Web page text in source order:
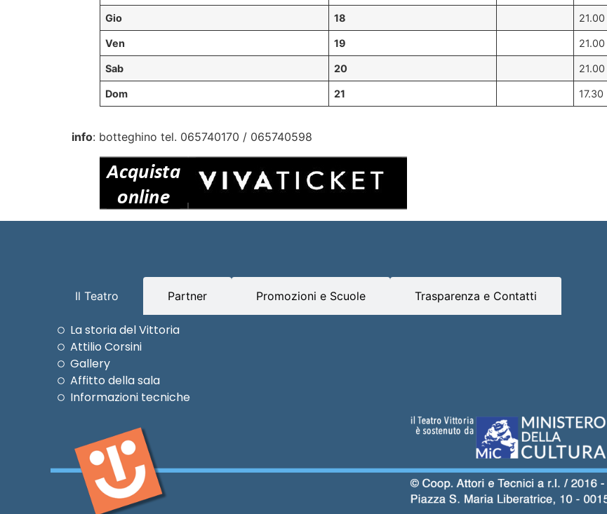
Gio 18 21.00
Ven 19 21.00
Sab 20 21.00
Dom 21 17.30
info: botteghino tel. 065740170 / 065740598
Il Teatro Partner Promozioni e Scuole Trasparenza e Contatti
La storia del Vittoria
Attilio Corsini
Gallery
Affitto della sala
Informazioni tecniche